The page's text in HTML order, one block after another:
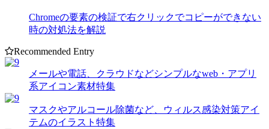
Chromeの要素の検証で右クリックでコピーができない
時の対処法を解説
Recommended Entry
メールや電話、クラウドなどシンプルなweb・アプリ
系アイコン素材特集
マスクやアルコール除菌など、ウィルス感染対策アイ
テムのイラスト特集